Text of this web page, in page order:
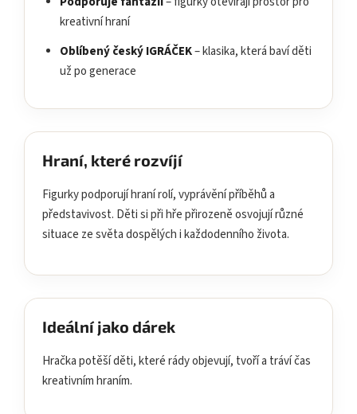
kreativní hraní
Oblíbený český IGRÁČEK– klasika, která baví děti
už po generace
Hraní, které rozvíjí
Figurky podporují hraní rolí, vyprávění příběhů a
představivost. Děti si při hře přirozeně osvojují různé
situace ze světa dospělých i každodenního života.
Ideální jako dárek
Hračka potěší děti, které rády objevují, tvoří a tráví čas
kreativním hraním.